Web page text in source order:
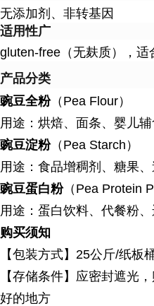
无添加剂、非转基因
适用性广
gluten-free（无麸质），适
产品分类
豌豆全粉（Pea Flour）
用途：烘焙、面条、婴儿辅
豌豆淀粉（Pea Starch）
用途：食品增稠剂、糖果、
豌豆蛋白粉（Pea Protein
用途：蛋白饮料、代餐粉、
购买须知
【包装方式】 25公斤/纸板
【存储条件】应密封遮光
好的地方